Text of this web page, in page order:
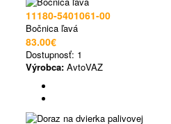
11180-5401061-00
Bočnica ľavá
83.00€
Dostupnosť: 1
Výrobca: AvtoVAZ